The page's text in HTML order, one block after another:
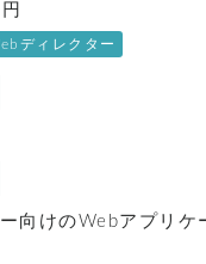
ディレクター
向けのWebアプリケ